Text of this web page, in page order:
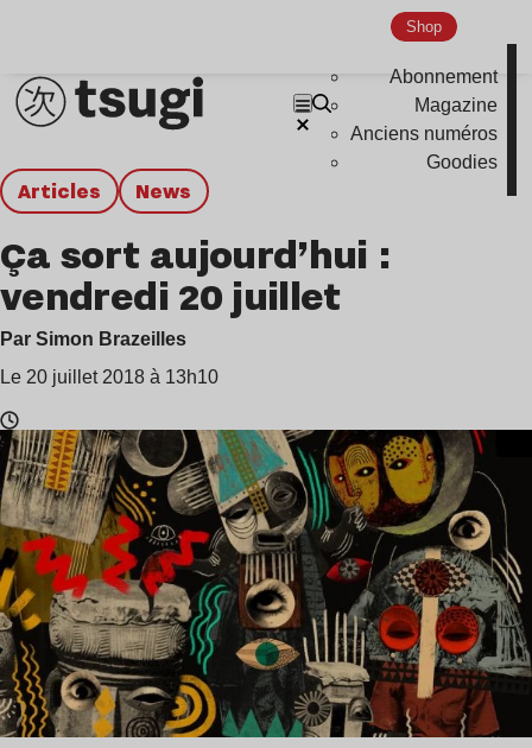
Shop
Abonnement
Magazine
Anciens numéros
Goodies
Articles news
Ça sort aujourd’hui :
vendredi 20 juillet
Par Simon Brazeilles
Le 20 juillet 2018 à 13h10
Temps
de
lecture
:
2
min